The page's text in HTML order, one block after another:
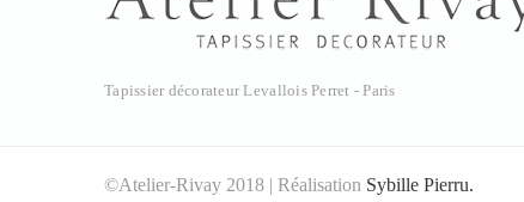
Tapissier décorateur Levallois Perret - Paris
©Atelier-Rivay 2018 | Réalisation Sybille Pierru.